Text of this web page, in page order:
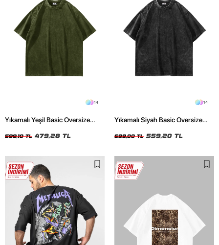
14
Yıkamalı Yeşil Basic Oversize
599,10 TL 479,28 TL
14
Yıkamalı Siyah Basic Oversize
699,00 TL 559,20 TL